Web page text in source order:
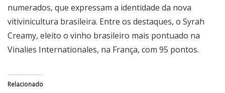
numerados, que expressam a identidade da nova
vitivinicultura brasileira. Entre os destaques, o Syrah
Creamy, eleito o vinho brasileiro mais pontuado na
Vinalies Internationales, na França, com 95 pontos.
Relacionado